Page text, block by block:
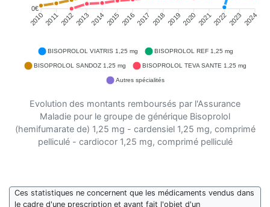
0€
201020112012201320142015 20162017 2018 20192020 202120222023 2024
BISOPROLOL VIATRIS 1,25 mg BISOPROLOL REF 1,25 mg
BISOPROLOL SANDOZ 1,25 mg BISOPROLOL TEVA SANTE 1,25 mg
Autres spécialités
Evolution des montants remboursés par l'Assurance
Maladie pour le groupe de générique Bisoprolol
(hemifumarate de) 1,25 mg - cardensiel 1,25 mg, comprimé
pelliculé - cardiocor 1,25 mg, comprimé pelliculé
Ces statistiques ne concernent que les médicaments vendus dans
le cadre d'une prescription et ayant fait l'objet d'un